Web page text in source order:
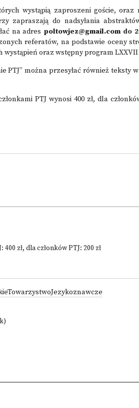
wystąpią zaproszeni goście, oraz
zapraszają do nadsyłania
na adres poltowjez@gmail.comdo
referatów, na podstawie oceny
wystąpień oraz wstępny program LXXVII
PTJ” można przesyłać również teksty
PTJ wynosi 400 zł, dla
zł, dla członków PTJ: 200 zł